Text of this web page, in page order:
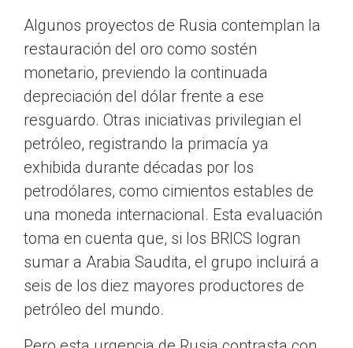
Algunos proyectos de Rusia contemplan la
restauración del oro como sostén
monetario, previendo la continuada
depreciación del dólar frente a ese
resguardo. Otras iniciativas privilegian el
petróleo, registrando la primacía ya
exhibida durante décadas por los
petrodólares, como cimientos estables de
una moneda internacional. Esta evaluación
toma en cuenta que, si los BRICS logran
sumar a Arabia Saudita, el grupo incluirá a
seis de los diez mayores productores de
petróleo del mundo.